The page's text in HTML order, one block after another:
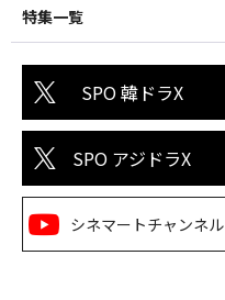
特集一覧
SPO 韓ドラX
SPO アジドラX
シネマートチャンネル